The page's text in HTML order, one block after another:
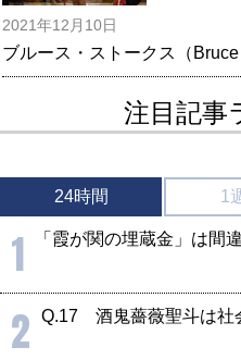
2021年12月10日
ブルース・ストークス（Bruce
注目記事
24時間 1
1 「霞が関の埋蔵金」は間
2 Q.17 酒鬼薔薇聖斗は社